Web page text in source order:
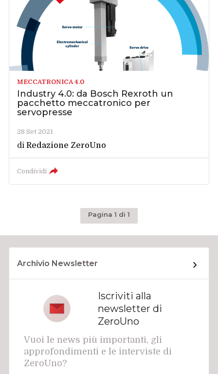
MECCATRONICA 4.0
Industry 4.0: da Bosch Rexroth un
pacchetto meccatronico per
servopresse
28 Set 2021
diRedazione ZeroUno
Condividi
Pagina 1 di 1
Archivio Newsletter
Iscriviti alla
newsletter di
ZeroUno
Vuoi le news più importanti, gli
approfondimenti e le interviste di
ZeroUno?